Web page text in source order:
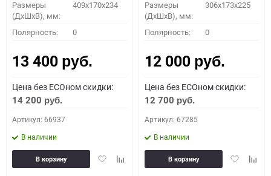
Размеры
(ДхШхВ), мм:
409x170x234
Полярность: 0
13 400 руб.
Цена без ECOном скидки:
14 200 руб.
Артикул: 66937
В наличии
ДобавитьДобавить
В корзину
Размеры
(ДхШхВ), мм:
306x173x225
Полярность: 0
12 000 руб.
Цена без ECOном скидки:
12 700 руб.
Артикул: 67285
В наличии
Добавить
В корзину